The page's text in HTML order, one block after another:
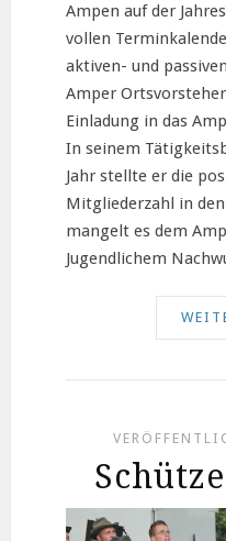
Ampen auf der
vollen
aktiven- und
Amper
Einladung in das
In seinem
Jahr stellte er die
Mitgliederzahl in
mangelt es dem
Jugendlichem